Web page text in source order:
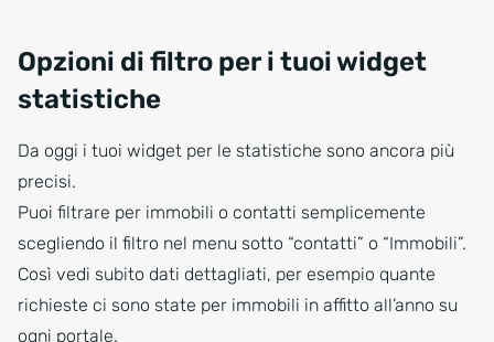
Opzioni di filtro per i tuoi widget
statistiche
Da oggi i tuoi widget per le statistiche sono ancora più
precisi.
Puoi filtrare per immobili o contatti semplicemente
scegliendo il filtro nel menu sotto “contatti” o “Immobili”.
Così vedi subito dati dettagliati, per esempio quante
richieste ci sono state per immobili in affitto all’anno su
ogni portale.